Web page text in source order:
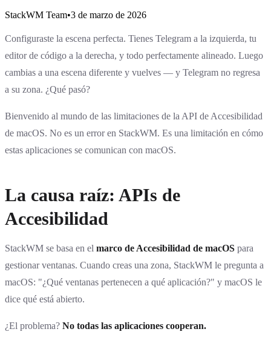
StackWM Team•3 de marzo de 2026
Configuraste la escena perfecta. Tienes Telegram a la izquierda, tu
editor de código a la derecha, y todo perfectamente alineado. Luego
cambias a una escena diferente y vuelves — y Telegram no regresa
a su zona. ¿Qué pasó?
Bienvenido al mundo de las limitaciones de la API de Accesibilidad
de macOS. No es un error en StackWM. Es una limitación en cómo
estas aplicaciones se comunican con macOS.
La causa raíz: APIs de
Accesibilidad
StackWM se basa en el marco de Accesibilidad de macOS para
gestionar ventanas. Cuando creas una zona, StackWM le pregunta a
macOS: "¿Qué ventanas pertenecen a qué aplicación?" y macOS le
dice qué está abierto.
¿El problema? No todas las aplicaciones cooperan.